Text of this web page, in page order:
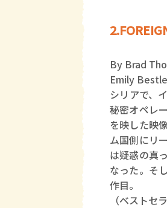
By Brad
Emily
シリアで、
秘密オペレ
を映した映
ム国側にリ
は疑惑の真
なった。そ
作目。
（ベストセ